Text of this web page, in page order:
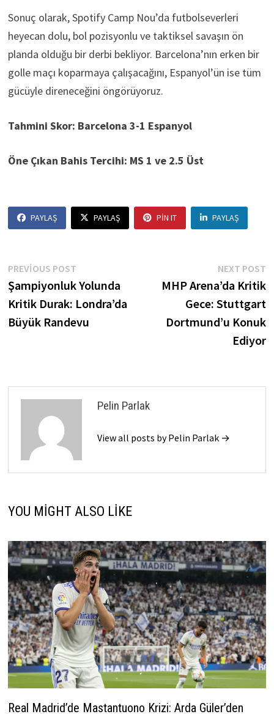
Sonuç olarak, Spotify Camp Nou’da futbolseverleri
heyecan dolu, bol pozisyonlu ve taktiksel savaşın ön
planda olduğu bir derbi bekliyor. Barcelona’nın erken bir
golle maçı koparmaya çalışacağını, Espanyol’ün ise tüm
gücüyle direneceğini öngörüyoruz.
Tahmini Skor: Barcelona 3-1 Espanyol
Öne Çıkan Bahis Tercihi: MS 1 ve 2.5 Üst
PAYLAŞ PAYLAŞ PIN IT PAYLAŞ
Yazı
gezinmesi
PREVIOUS POSTPrevious
post:
Şampiyonluk Yolunda
Kritik Durak: Londra’da
Büyük Randevu
NEXT POST
MHP Arena’da Kritik
Gece: Stuttgart
Dortmund’u Konuk
Ediyor
Pelin Parlak
View all posts by Pelin Parlak →
YOU MIGHT ALSO LIKE
Real Madrid’de Mastantuono Krizi: Arda Güler’den